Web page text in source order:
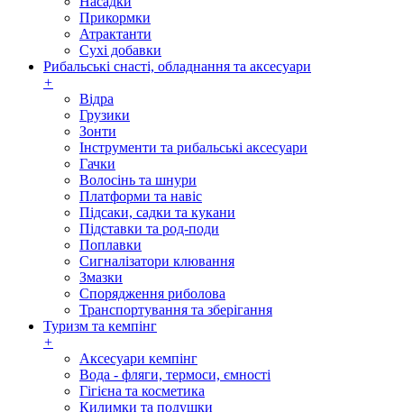
Прикормки
Атрактанти
Сухі добавки
Рибальські снасті, обладнання та аксесуари
+
Відра
Грузики
Зонти
Інструменти та рибальські аксесуари
Гачки
Волосінь та шнури
Платформи та навіс
Підсаки, садки та кукани
Підставки та род-поди
Поплавки
Сигналізатори клювання
Змазки
Спорядження риболова
Транспортування та зберігання
Туризм та кемпінг
+
Аксесуари кемпінг
Вода - фляги, термоси, ємності
Гігієна та косметика
Килимки та подушки